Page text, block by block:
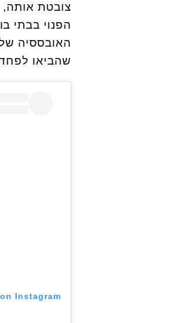
צובטת
הפנוי בבתי
האובססיה
שהביאו
Instagram